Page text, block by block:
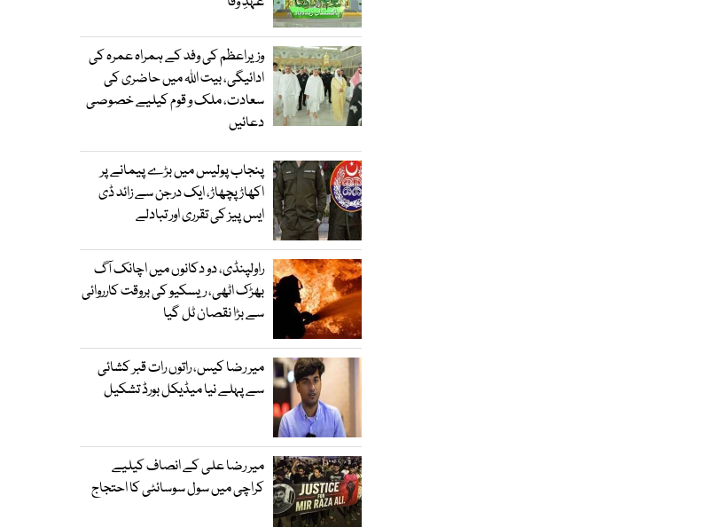
وزیراعظم کی وفد کے ہمراہ عمرہ کی
ادائیگی، بیت اللہ میں حاضری کی
سعادت، ملک و قوم کیلیے خصوصی
دعائیں
پنجاب پولیس میں بڑے پیمانے پر
اکھاڑ پچھاڑ، ایک درجن سے زائد ڈی
ایس پیز کی تقرری اور تبادلے
راولپنڈی، دو دکانوں میں اچانک آگ
بھڑک اٹھی، ریسکیو کی بروقت کارروائی
سے بڑا نقصان ٹل گیا
میر رضا کیس، راتوں رات قبر کشائی
سے پہلے نیا میڈیکل بورڈ تشکیل
میر رضا علی کے انصاف کیلیے
کراچی میں سول سوسائٹی کا احتجاج